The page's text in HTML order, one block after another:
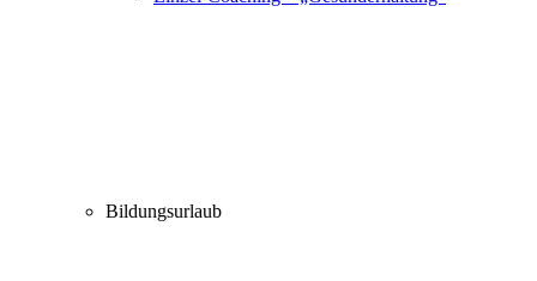
Bildungsurlaub